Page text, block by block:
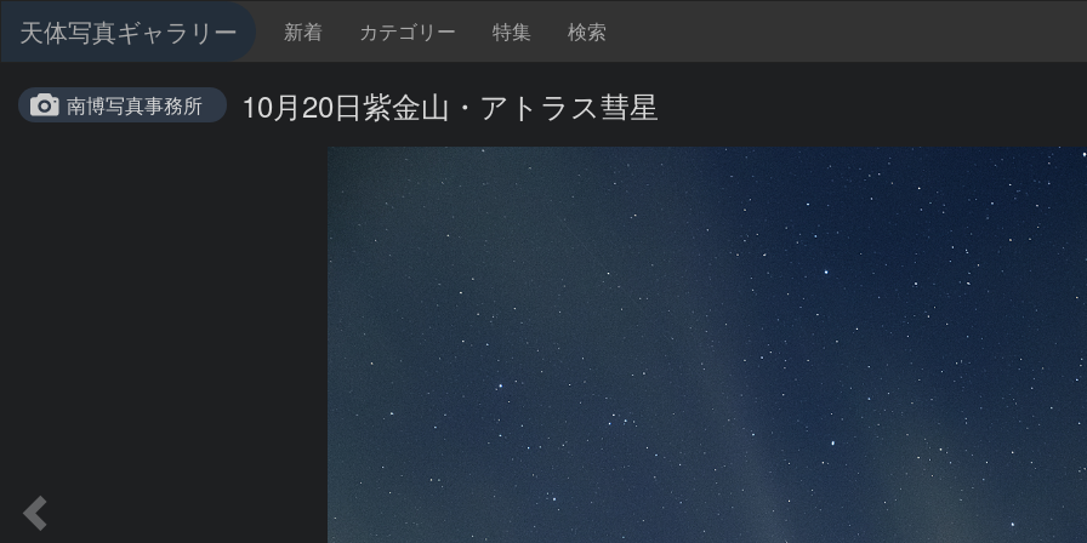
天体写真ギャラリー 新着 カテゴリー 特集 検索
南博写真事務所 10月20日紫金山・アトラス彗星